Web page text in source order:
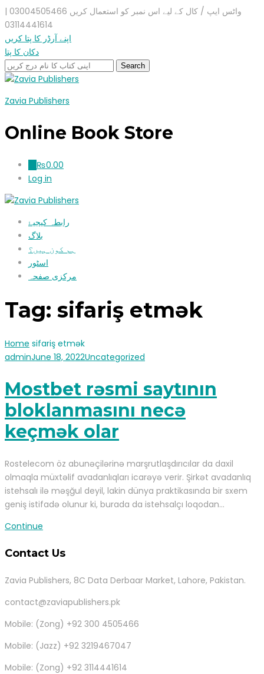
واٹس ایپ / کال کے لیے اس نمبر کو استعمال کریں 03004505466 |
03114441614
اپنے آرڈر کا پتا کریں
دکان کا پتا
Zavia Publishers
Online Book Store
₨0.00
Log in
رابطہ کیجیۓ
بلاگ
ہم کون ہیں؟
اسٹور
مرکزی صفحہ
Tag: sifariş etmək
Home sifariş etmək
adminJune 18, 2022Uncategorized
Mostbet rəsmi saytının
bloklanmasını necə
keçmək olar
Rostelecom öz abunəçilərinə marşrutlaşdırıcılar da daxil
olmaqla müxtəlif avadanlıqları icarəyə verir. Şirkət avadanlıq
istehsalı ilə məşğul deyil, lakin dünya praktikasında bir sxem
geniş istifadə olunur ki, burada da istehsalçı loqodan…
Continue
Contact Us
Zavia Publishers, 8C Data Derbaar Market, Lahore, Pakistan.
contact@zaviapublishers.pk
Mobile: (Zong) +92 300 4505466
Mobile: (Jazz) +92 3219467047
Mobile: (Zong) +92 3114441614